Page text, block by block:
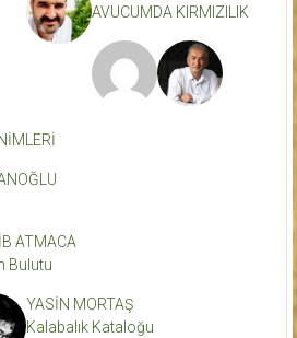
AVUCUMDA KIRMIZILIK
ATMACA
Bulutu
YASİN MORTAŞ
Kalabalık Kataloğu